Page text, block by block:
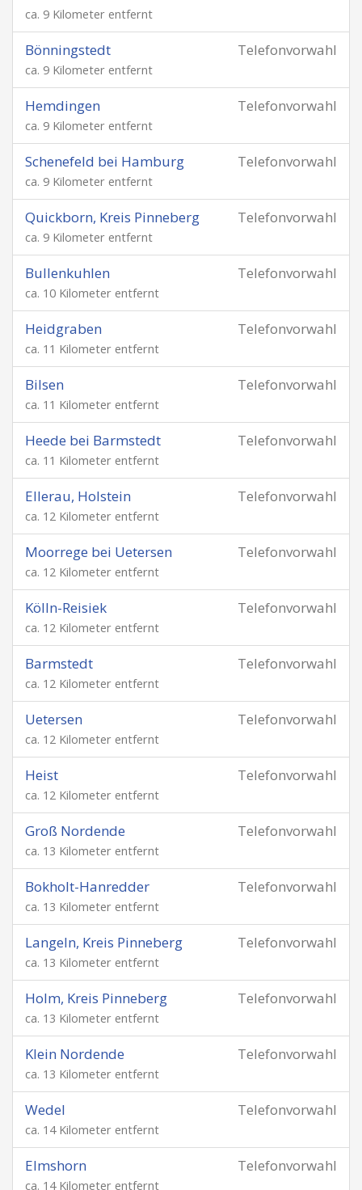
ca. 9 Kilometer entfernt
Telefonvorwahl
Bönningstedt
ca. 9 Kilometer entfernt
Telefonvorwahl
Hemdingen
ca. 9 Kilometer entfernt
Telefonvorwahl
Schenefeld bei Hamburg
ca. 9 Kilometer entfernt
Telefonvorwahl
Quickborn, Kreis Pinneberg
ca. 9 Kilometer entfernt
Telefonvorwahl
Bullenkuhlen
ca. 10 Kilometer entfernt
Telefonvorwahl
Heidgraben
ca. 11 Kilometer entfernt
Telefonvorwahl
Bilsen
ca. 11 Kilometer entfernt
Telefonvorwahl
Heede bei Barmstedt
ca. 11 Kilometer entfernt
Telefonvorwahl
Ellerau, Holstein
ca. 12 Kilometer entfernt
Telefonvorwahl
Moorrege bei Uetersen
ca. 12 Kilometer entfernt
Telefonvorwahl
Kölln-Reisiek
ca. 12 Kilometer entfernt
Telefonvorwahl
Barmstedt
ca. 12 Kilometer entfernt
Telefonvorwahl
Uetersen
ca. 12 Kilometer entfernt
Telefonvorwahl
Heist
ca. 12 Kilometer entfernt
Telefonvorwahl
Groß Nordende
ca. 13 Kilometer entfernt
Telefonvorwahl
Bokholt-Hanredder
ca. 13 Kilometer entfernt
Telefonvorwahl
Langeln, Kreis Pinneberg
ca. 13 Kilometer entfernt
Telefonvorwahl
Holm, Kreis Pinneberg
ca. 13 Kilometer entfernt
Telefonvorwahl
Klein Nordende
ca. 13 Kilometer entfernt
Telefonvorwahl
Wedel
ca. 14 Kilometer entfernt
Telefonvorwahl
Elmshorn
ca. 14 Kilometer entfernt